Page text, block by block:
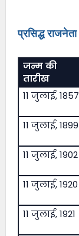
प्रसिद्ध
जन्म की
तारीख
11 जुलाई, 1857
11 जुलाई, 1899
11 जुलाई, 1902
11 जुलाई, 1920
11 जुलाई, 1921